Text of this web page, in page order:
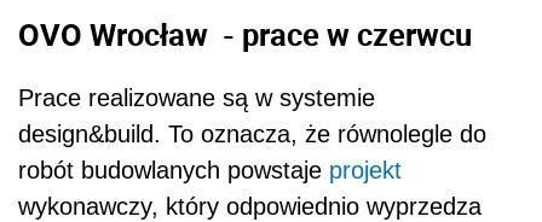
OVO Wrocław - prace w czerwcu
Prace realizowane są w systemie
design&build. To oznacza, że równolegle do
robót budowlanych powstaje projekt
wykonawczy, który odpowiednio wyprzedza